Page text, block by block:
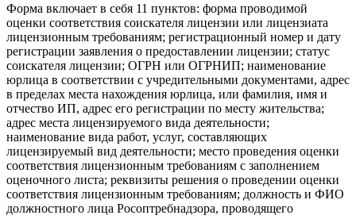
Форма включает в себя 11 пунктов: форма проводимой
оценки соответствия соискателя лицензии или лицензиата
лицензионным требованиям; регистрационный номер и дату
регистрации заявления о предоставлении лицензии; статус
соискателя лицензии; ОГРН или ОГРНИП; наименование
юрлица в соответствии с учредительными документами, адрес
в пределах места нахождения юрлица, или фамилия, имя и
отчество ИП, адрес его регистрации по месту жительства;
адрес места лицензируемого вида деятельности;
наименование вида работ, услуг, составляющих
лицензируемый вид деятельности; место проведения оценки
соответствия лицензионным требованиям с заполнением
оценочного листа; реквизиты решения о проведении оценки
соответствия лицензионным требованиям; должность и ФИО
должностного лица Росоптребнадзора, проводящего